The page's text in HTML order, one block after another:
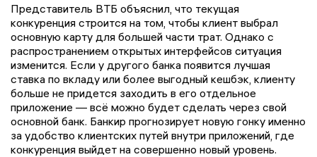
Представитель ВТБ объяснил, что текущая
конкуренция строится на том, чтобы клиент выбрал
основную карту для большей части трат. Однако с
распространением открытых интерфейсов ситуация
изменится. Если у другого банка появится лучшая
ставка по вкладу или более выгодный кешбэк, клиенту
больше не придется заходить в его отдельное
приложение — всё можно будет сделать через свой
основной банк. Банкир прогнозирует новую гонку именно
за удобство клиентских путей внутри приложений, где
конкуренция выйдет на совершенно новый уровень.